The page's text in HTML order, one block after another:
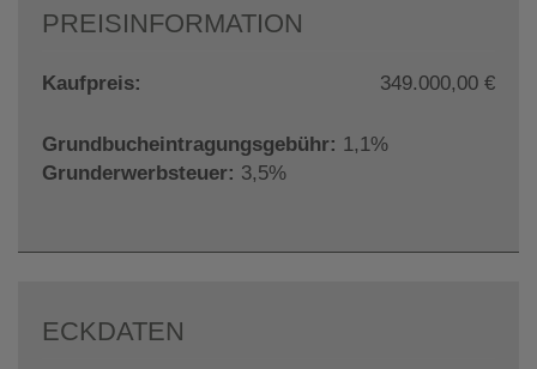
PREISINFORMATION
Kaufpreis: 349.000,00 €
Grundbucheintragungsgebühr: 1,1%
Grunderwerbsteuer: 3,5%
ECKDATEN